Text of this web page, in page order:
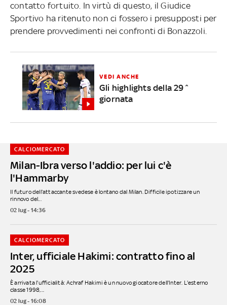
contatto fortuito. In virtù di questo, il Giudice
Sportivo ha ritenuto non ci fossero i presupposti per
prendere provvedimenti nei confronti di Bonazzoli.
VEDI ANCHE
Gli highlights della 29^
giornata
Milan-Ibra verso l'addio: per lui c'è
l'Hammarby
CALCIOMERCATO
Il futuro dell'attaccante svedese è lontano dal Milan. Difficile ipotizzare un
rinnovo del...
02 lug - 14:36
Inter, ufficiale Hakimi: contratto fino al
2025
CALCIOMERCATO
È arrivata l'ufficialità: Achraf Hakimi è un nuovo giocatore dell'Inter. L'esterno
classe 1998,...
02 lug - 16:08